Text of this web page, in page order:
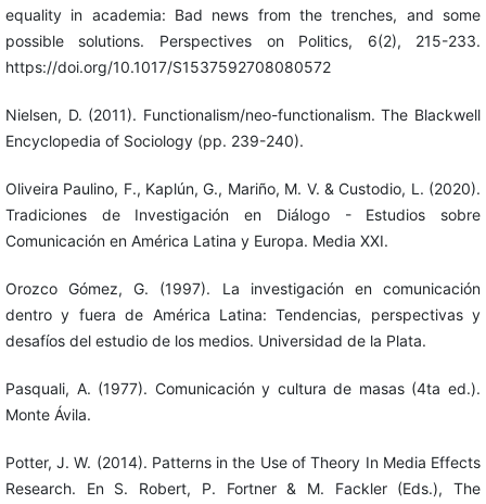
equality in academia: Bad news from the trenches, and some
possible solutions. Perspectives on Politics, 6(2), 215-233.
https://doi.org/10.1017/S1537592708080572
Nielsen, D. (2011). Functionalism/neo-functionalism. The Blackwell
Encyclopedia of Sociology (pp. 239-240).
Oliveira Paulino, F., Kaplún, G., Mariño, M. V. & Custodio, L. (2020).
Tradiciones de Investigación en Diálogo - Estudios sobre
Comunicación en América Latina y Europa. Media XXI.
Orozco Gómez, G. (1997). La investigación en comunicación
dentro y fuera de América Latina: Tendencias, perspectivas y
desafíos del estudio de los medios. Universidad de la Plata.
Pasquali, A. (1977). Comunicación y cultura de masas (4ta ed.).
Monte Ávila.
Potter, J. W. (2014). Patterns in the Use of Theory In Media Effects
Research. En S. Robert, P. Fortner & M. Fackler (Eds.), The